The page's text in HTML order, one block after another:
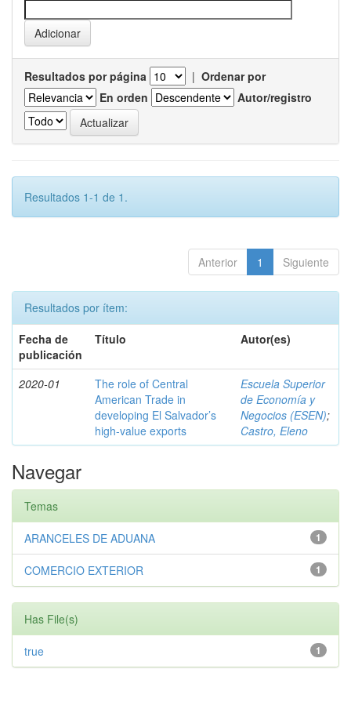
Resultados por página | Ordenar por
En orden
Autor/registro
Resultados 1-1 de 1.
Anterior 1 Siguiente
Resultados por ítem:
Fecha de
publicación
Título Autor(es)
2020-01
The role of Central
American Trade in
developing El Salvador’s
high-value exports
Escuela Superior
de Economía y
Negocios (ESEN);
Castro, Eleno
Navegar
Temas
1
ARANCELES DE ADUANA
1
COMERCIO EXTERIOR
Has File(s)
1
true